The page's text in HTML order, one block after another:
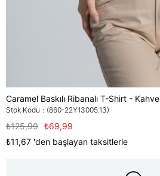
Caramel Baskılı Ribanalı T-Shirt - Kahve
Stok Kodu (860-22Y13005.13)
₺125,99 ₺69,99
₺11,67 'den başlayan taksitlerle